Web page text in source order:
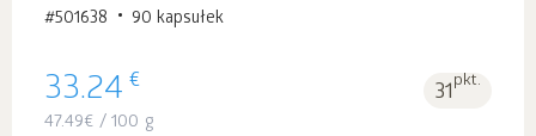
#501638 90 kapsułek
33.24 € 31pkt.
47.49€ / 100 g